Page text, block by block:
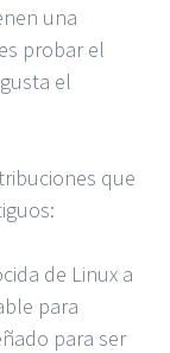
una
probar el
el
que
de Linux a
para
para ser